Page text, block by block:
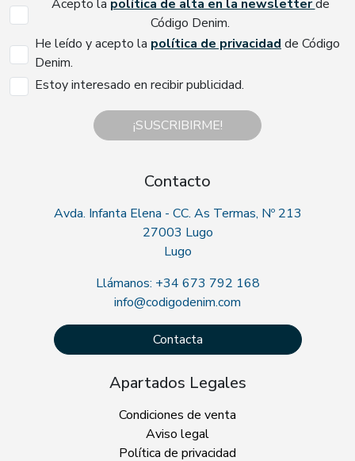
Acepto la política de alta en la newsletterde
Código Denim.
He leído y acepto la política de privacidadde Código
Denim.
Estoy interesado en recibir publicidad.
¡SUSCRIBIRME!
Contacto
Avda. Infanta Elena - CC. As Termas, Nº 213
27003 Lugo
Lugo
Llámanos: +34 673 792 168
info@codigodenim.com
Contacta
Apartados Legales
Condiciones de venta
Aviso legal
Política de privacidad